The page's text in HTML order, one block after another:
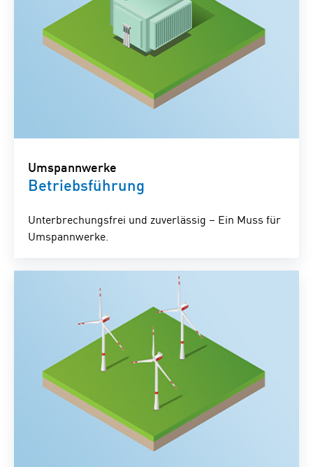
Umspannwerke
Betriebsführung
Unterbrechungsfrei und zuverlässig – Ein Muss für
Umspannwerke.